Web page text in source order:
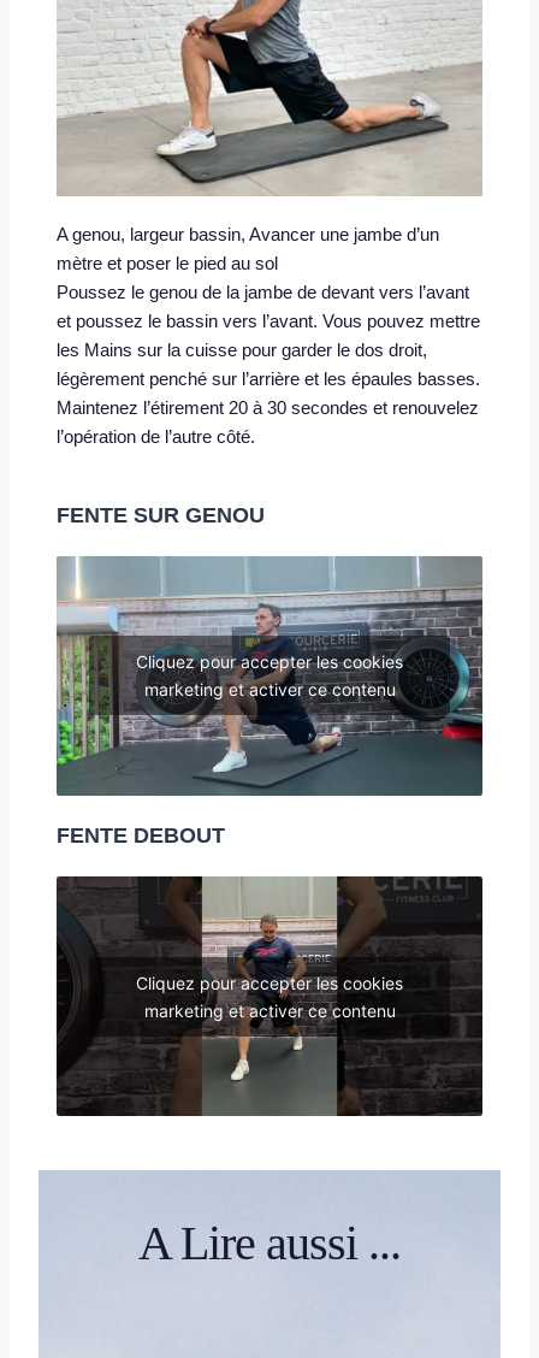
A genou, largeur bassin, Avancer une jambe d’un
mètre et poser le pied au sol
Poussez le genou de la jambe de devant vers l’avant
et poussez le bassin vers l’avant. Vous pouvez mettre
les Mains sur la cuisse pour garder le dos droit,
légèrement penché sur l’arrière et les épaules basses.
Maintenez l’étirement 20 à 30 secondes et renouvelez
l’opération de l’autre côté.
FENTE SUR GENOU
Cliquez pour accepter les cookies
marketing et activer ce contenu
FENTE DEBOUT
Cliquez pour accepter les cookies
marketing et activer ce contenu
A Lire aussi ...